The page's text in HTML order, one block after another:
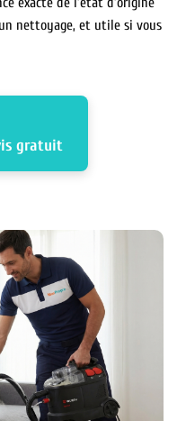
nettoyage, et utile si vous
gratuit